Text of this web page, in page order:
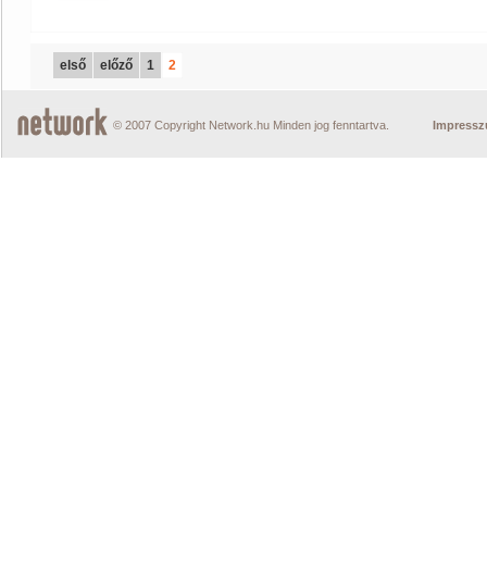
első előző 1 2
© 2007 Copyright Network.hu Minden jog fenntartva.